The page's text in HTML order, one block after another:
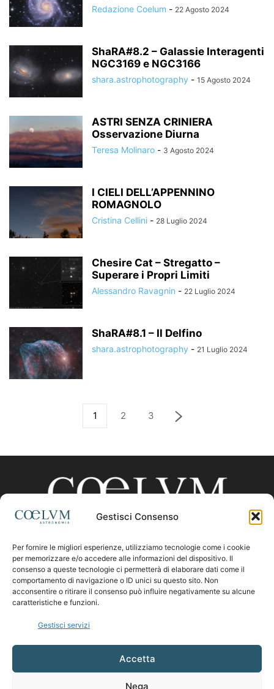
Gestisci Consenso
Per fornire le migliori esperienze, utilizziamo tecnologie come i cookie
per memorizzare e/o accedere alle informazioni del dispositivo. Il
consenso a queste tecnologie ci permetterà di elaborare dati come il
comportamento di navigazione o ID unici su questo sito. Non
acconsentire o ritirare il consenso può influire negativamente su alcune
caratteristiche e funzioni.
Gestisci servizi
Accetta
Nega
Redazione Coelum - 22 Agosto 2024
ShaRA#8.2 – Galassie Interagenti
NGC3169 e NGC3166
shara.astrophotography - 15 Agosto 2024
ASTRI SENZA CRINIERA
Osservazione Diurna
Teresa Molinaro - 3 Agosto 2024
I CIELI DELL’APPENNINO
ROMAGNOLO
Cristina Cellini - 28 Luglio 2024
Chesire Cat – Stregatto –
Superare i Propri Limiti
Alessandro Ravagnin - 22 Luglio 2024
ShaRA#8.1 – Il Delfino
shara.astrophotography - 21 Luglio 2024
1 2 3
CHI SIAMO
Contattaci:coelumastro@coelum.com